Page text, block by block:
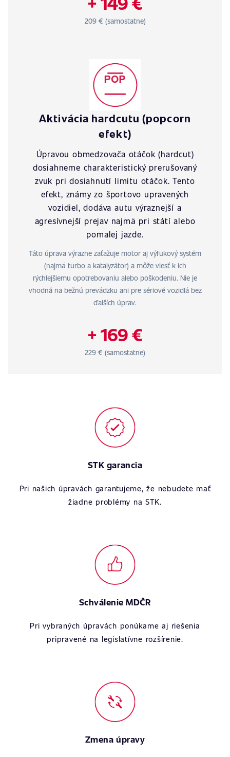
209 € (samostatne)
Aktivácia hardcutu (popcorn
efekt)
Úpravou obmedzovača otáčok (hardcut)
dosiahneme charakteristický prerušovaný
zvuk pri dosiahnutí limitu otáčok. Tento
efekt, známy zo športovo upravených
vozidiel, dodáva autu výraznejší a
agresívnejší prejav najmä pri státí alebo
pomalej jazde.
Táto úprava výrazne zaťažuje motor aj výfukový systém
(najmä turbo a katalyzátor) a môže viesť k ich
rýchlejšiemu opotrebovaniu alebo poškodeniu. Nie je
vhodná na bežnú prevádzku ani pre sériové vozidlá bez
ďalších úprav.
+ 169 €
229 € (samostatne)
STK garancia
Pri našich úpravách garantujeme, že nebudete mať
žiadne problémy na STK.
Schválenie MDČR
Pri vybraných úpravách ponúkame aj riešenia
pripravené na legislatívne rozšírenie.
Zmena úpravy